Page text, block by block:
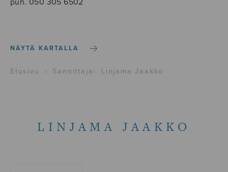
NÄYTÄ KARTALLA
Etusivu › Sanoittaja › Linjama Jaakko
LINJAMA JAAKKO